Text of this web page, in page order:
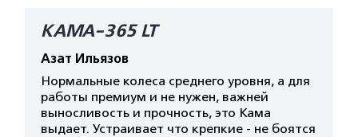
КАМА-365 LT
Азат Ильязов
Нормальные колеса среднего уровня, а для
работы премиум и не нужен, важней
выносливость и прочность, это Кама
выдает. Устраивает что крепкие - не боятся